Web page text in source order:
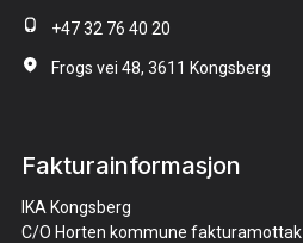
+47 32 76 40 20
Frogs vei 48, 3611 Kongsberg
Fakturainformasjon
IKA Kongsberg
C/O Horten kommune fakturamottak